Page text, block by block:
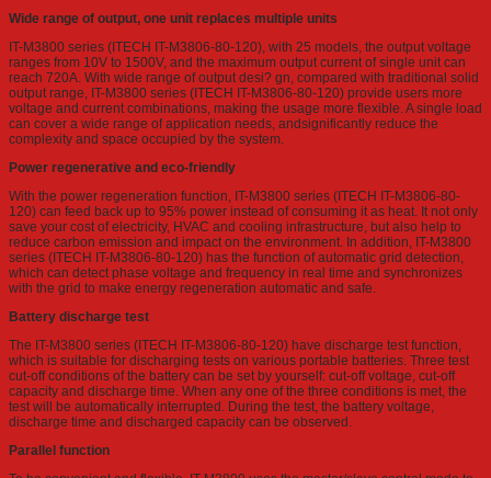
Wide range of output, one unit replaces multiple units
IT-M3800 series (ITECH IT-M3806-80-120), with 25 models, the output voltage
ranges from 10V to 1500V, and the maximum output current of single unit can
reach 720A. With wide range of output desi? gn, compared with traditional solid
output range, IT-M3800 series (ITECH IT-M3806-80-120) provide users more
voltage and current combinations, making the usage more flexible. A single load
can cover a wide range of application needs, andsignificantly reduce the
complexity and space occupied by the system.
Power regenerative and eco-friendly
With the power regeneration function, IT-M3800 series (ITECH IT-M3806-80-
120) can feed back up to 95% power instead of consuming it as heat. It not only
save your cost of electricity, HVAC and cooling infrastructure, but also help to
reduce carbon emission and impact on the environment. In addition, IT-M3800
series (ITECH IT-M3806-80-120) has the function of automatic grid detection,
which can detect phase voltage and frequency in real time and synchronizes
with the grid to make energy regeneration automatic and safe.
Battery discharge test
The IT-M3800 series (ITECH IT-M3806-80-120) have discharge test function,
which is suitable for discharging tests on various portable batteries. Three test
cut-off conditions of the battery can be set by yourself: cut-off voltage, cut-off
capacity and discharge time. When any one of the three conditions is met, the
test will be automatically interrupted. During the test, the battery voltage,
discharge time and discharged capacity can be observed.
Parallel function